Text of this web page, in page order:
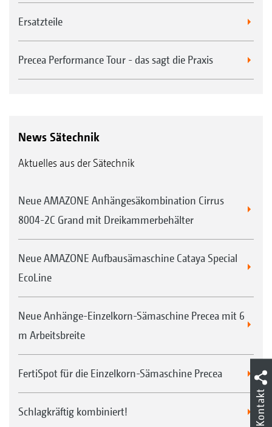
Ersatzteile
Precea Performance Tour - das sagt die Praxis
News Sätechnik
Aktuelles aus der Sätechnik
Neue AMAZONE Anhängesäkombination Cirrus
8004-2C Grand mit Dreikammerbehälter
Neue AMAZONE Aufbausämaschine Cataya Special
EcoLine
Neue Anhänge-Einzelkorn-Sämaschine Precea mit 6
m Arbeitsbreite
FertiSpot für die Einzelkorn-Sämaschine Precea
Schlagkräftig kombiniert! Kontakt